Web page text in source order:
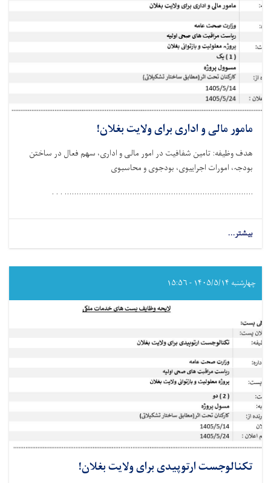
مامور مالی و اداری برای ولایت بغلان!
هدف وظیفه: تامین شفافیت در امور مالی و اداری، سھم فعال در ساختن
بودجہ، امورات اجراییوی، بودجوی و محاسبوی
.............................................................................. . . .
بیشتر...
مامور
و
اداری چهارشنبه ۱۴۰۵/۵/۱۴ - ۱۵:۵۶
تکنالوجست ارتوپیدی برای ولایت بغلان!